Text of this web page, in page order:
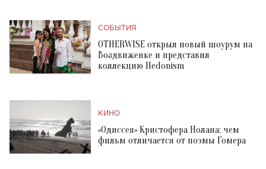
СОБЫТИЯ
OTHERWISE открыл новый шоурум на
Воздвиженке и представил
коллекцию Hedonism
КИНО
«Одиссея» Кристофера Нолана: чем
фильм отличается от поэмы Гомера